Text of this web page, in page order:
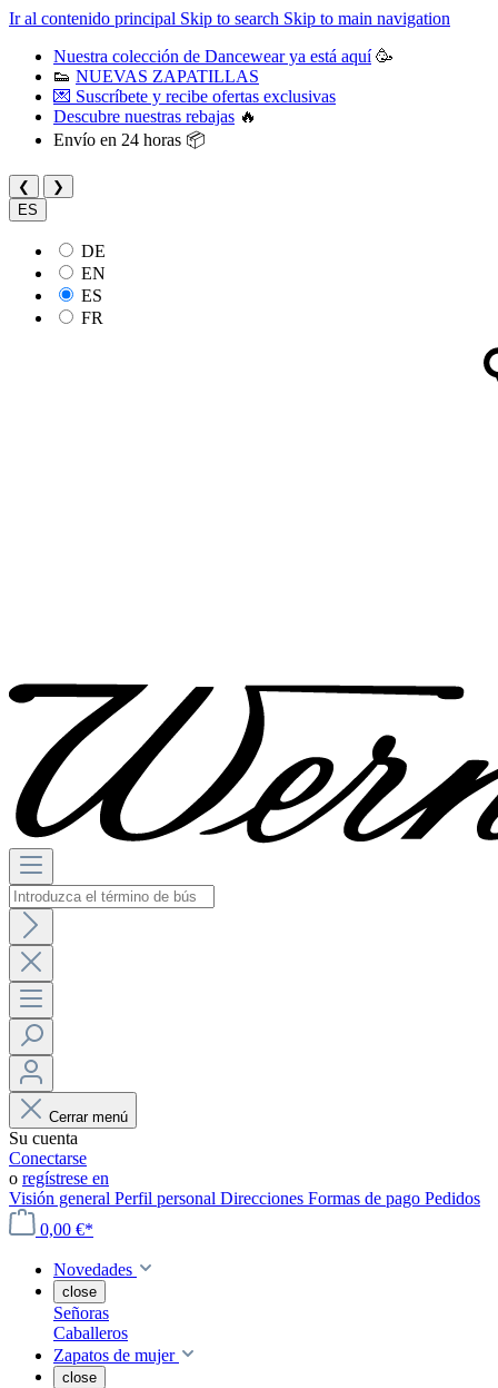
Ir al contenido principal Skip to search Skip to main navigation
Nuestra colección de Dancewear ya está aquí🥳
👟 NUEVAS ZAPATILLAS
💌 Suscríbete y recibe ofertas exclusivas
Descubre nuestras rebajas 🔥
Envío en 24 horas 📦
❮
❯
ES
DE
EN
ES
FR
Cerrar menú
Su cuenta
Conectarse
o regístrese en
Visión general Perfil personal Direcciones Formas de pago Pedidos
0,00 €*
Novedades
close
Señoras
Caballeros
Zapatos de mujer
close